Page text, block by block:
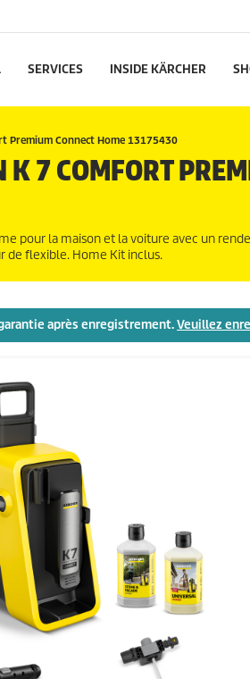
SERVICES INSIDE KÄRCHER
Premium Connect Home 13175430
7 COMFORT
pour la maison et la voiture avec un
de flexible. Home Kit inclus.
après enregistrement.Veuillez